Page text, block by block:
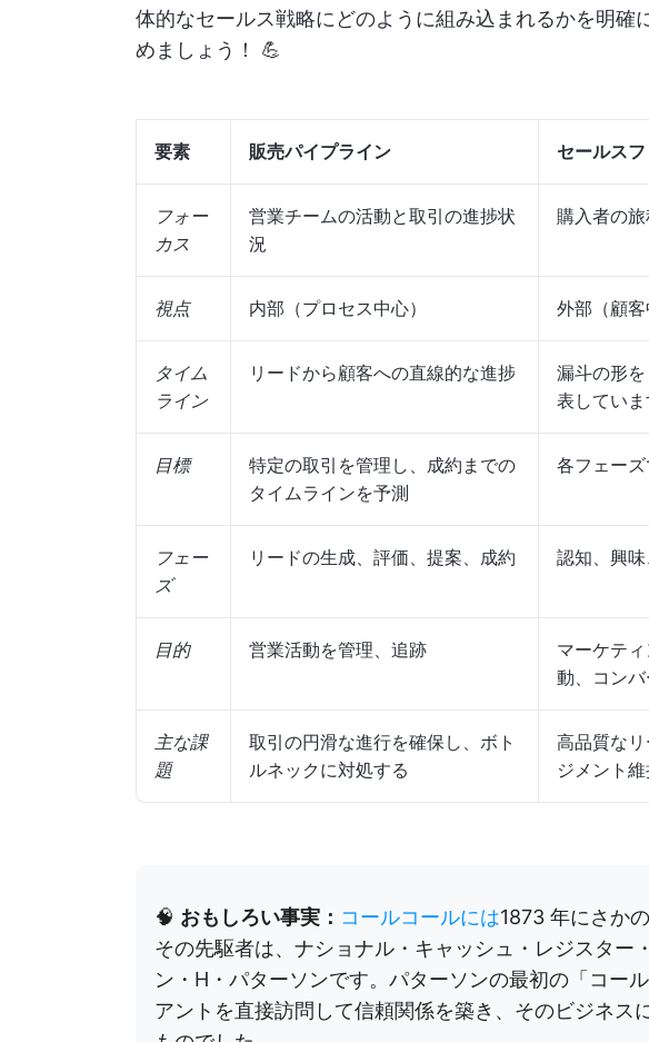
体的なセールス戦略にどのように組み込まれるかを明確
めましょう！ 💪
要素 販売パイプライン セールス
フォー
カス
営業チームの活動と取引の進捗状
況
購入者の
視点 内部（プロセス中心） 外部（顧客
タイム
ライン
リードから顧客への直線的な進捗
漏斗の形
表していま
目標
特定の取引を管理し、成約までの
タイムラインを予測
各フェー
フェー
ズ
リードの生成、評価、提案、成約 認知、興味
目的 営業活動を管理、追跡
マーケテ
動、コン
主な課
題
取引の円滑な進行を確保し、ボト
ルネックに対処する
高品質な
ジメント
🧠 おもしろい事実： コールコールには1873 年にさか
その先駆者は、ナショナル・キャッシュ・レジスター
ン・H・パターソンです。パターソンの最初の「コー
アントを直接訪問して信頼関係を築き、そのビジネス